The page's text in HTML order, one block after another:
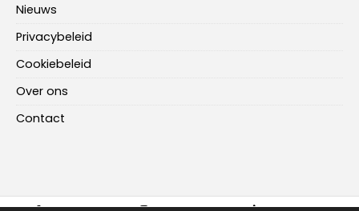
Nieuws
Privacybeleid
Cookiebeleid
Over ons
Contact